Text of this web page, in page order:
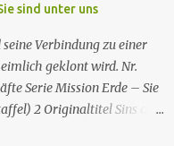
sind unter uns
Verbindung zu einer
geklont wird. Nr.
Serie Mission Erde – Sie
2 Original­titel Sins of